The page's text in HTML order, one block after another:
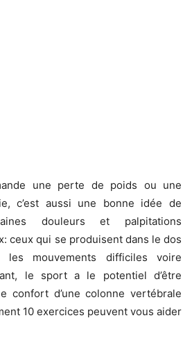
une perte de poids ou une
c’est aussi une bonne idée de
douleurs et palpitations
ceux qui se produisent dans le dos
mouvements difficiles voire
le sport a le potentiel d’être
confort d’une colonne vertébrale
10 exercices peuvent vous aider